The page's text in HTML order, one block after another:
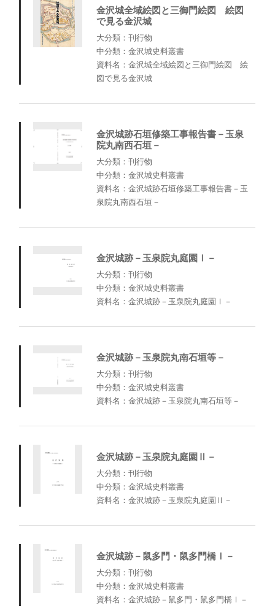
金沢城全域絵図と三御門絵図 絵図
で見る金沢城
大分類：刊行物
中分類：金沢城史料叢書
資料名：金沢城全域絵図と三御門絵図 絵
図で見る金沢城
金沢城跡石垣修築工事報告書－玉泉
院丸南西石垣－
大分類：刊行物
中分類：金沢城史料叢書
資料名：金沢城跡石垣修築工事報告書－玉
泉院丸南西石垣－
金沢城跡－玉泉院丸庭園Ⅰ－
大分類：刊行物
中分類：金沢城史料叢書
資料名：金沢城跡－玉泉院丸庭園Ⅰ－
金沢城跡－玉泉院丸南石垣等－
大分類：刊行物
中分類：金沢城史料叢書
資料名：金沢城跡－玉泉院丸南石垣等－
金沢城跡－玉泉院丸庭園Ⅱ－
大分類：刊行物
中分類：金沢城史料叢書
資料名：金沢城跡－玉泉院丸庭園Ⅱ－
金沢城跡－鼠多門・鼠多門橋Ⅰ－
大分類：刊行物
中分類：金沢城史料叢書
資料名：金沢城跡－鼠多門・鼠多門橋Ⅰ－